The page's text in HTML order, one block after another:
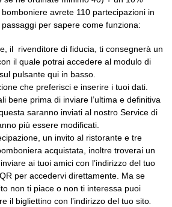
avrete 110 partecipazioni in
per sapere come funziona:
il rivenditore di fiducia, ti consegnerà un
il quale potrai accedere al modulo di
pulsante qui in basso.
che preferisci e inserire i tuoi dati.
bene prima di inviare l’ultima e definitiva
saranno inviati al nostro Service di
più essere modificati.
un invito al ristorante e tre
acquistata, inoltre troverai un
ai tuoi amici con l’indirizzo del tuo
per accedervi direttamente. Ma se
non ti piace o non ti interessa puoi
il bigliettino con l’indirizzo del tuo sito.